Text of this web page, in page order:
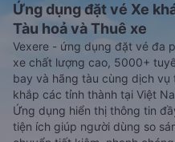
Ứng dụng đặt vé Xe
Tàu hoả và Thuê xe
Vexere - ứng dụng đặt vé đa
xe chất lượng cao, 5000+
bay và hãng tàu cùng dịch vụ
khắp các tỉnh thành tại Việt
Ứng dụng hiển thị thông tin
tiện ích giúp người dùng so